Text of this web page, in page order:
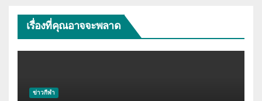
เรื่องที่คุณอาจจะพลาด
ข่าวกีฬา